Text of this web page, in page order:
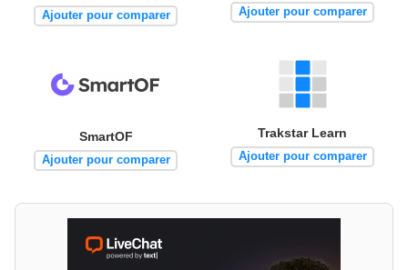
Ajouter pour comparer Ajouter pour comparer
SmartOF
Ajouter pour comparer
Trakstar Learn
Ajouter pour comparer